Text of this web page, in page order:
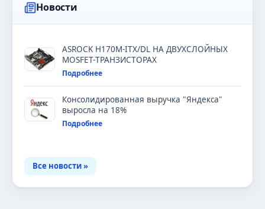
Новости
ASROCK H170M-ITX/DL НА ДВУХСЛОЙНЫХ
MOSFET-ТРАНЗИСТОРАХ
Подробнее
Консолидированная выручка "Яндекса"
выросла на 18%
Подробнее
Все новости »